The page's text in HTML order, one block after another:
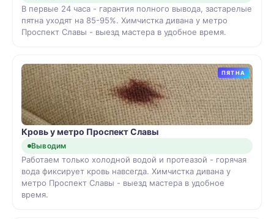
В первые 24 часа - гарантия полного вывода, застарелые
пятна уходят на 85-95%. Химчистка дивана у метро
Проспект Славы - выезд мастера в удобное время.
ПЯТНА
Кровь у метро Проспект Славы
Выводим
Работаем только холодной водой и протеазой - горячая
вода фиксирует кровь навсегда. Химчистка дивана у
метро Проспект Славы - выезд мастера в удобное
время.